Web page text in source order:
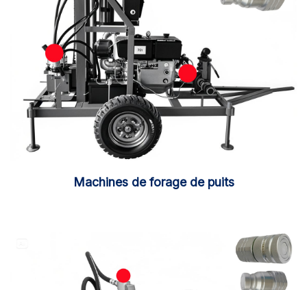
Machines de forage de puits